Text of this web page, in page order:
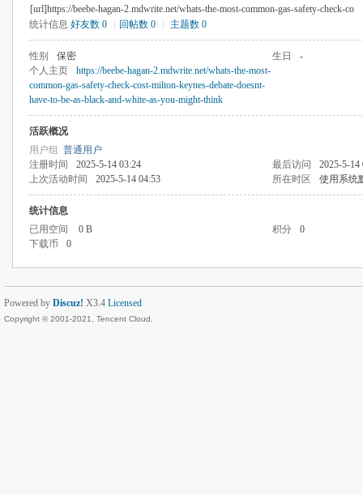
[url]https://beebe-hagan-2.mdwrite.net/whats-the-most-common-gas-safety-check-co
统计信息 好友数 0 回帖数 0 主题数 0
性别 保密 生日
-
个人主页
https://beebe-hagan-2.mdwrite.net/whats-the-most-
common-gas-safety-check-cost-milton-keynes-debate-doesnt-
have-to-be-as-black-and-white-as-you-might-think
活跃概况
用户组 普通用户
注册时间
2025-5-14 03:24 最后访问
2025-5-14
上次活动时间
2025-5-14 04:53 所在时区 使用系统
统计信息
已用空间
0 B 积分
0
下载币
0
Powered by Discuz! X3.4 Licensed
Copyright © 2001-2021, Tencent Cloud.